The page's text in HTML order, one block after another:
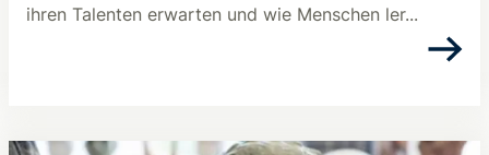
ihren Talenten erwarten und wie Menschen ler...